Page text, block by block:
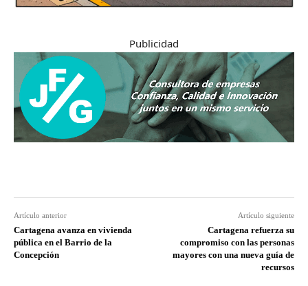
Publicidad
Artículo anterior
Cartagena avanza en vivienda
pública en el Barrio de la
Concepción
Artículo siguiente
Cartagena refuerza su
compromiso con las personas
mayores con una nueva guía de
recursos